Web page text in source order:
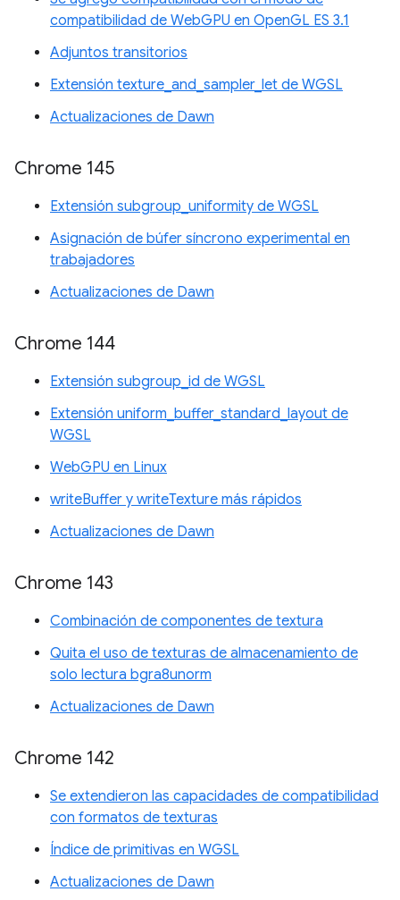
compatibilidad de WebGPU en OpenGL ES 3.1
Adjuntos transitorios
Extensión texture_and_sampler_let de WGSL
Actualizaciones de Dawn
Chrome 145
Extensión subgroup_uniformity de WGSL
Asignación de búfer síncrono experimental en
trabajadores
Actualizaciones de Dawn
Chrome 144
Extensión subgroup_id de WGSL
Extensión uniform_buffer_standard_layout de
WGSL
WebGPU en Linux
writeBuffer y writeTexture más rápidos
Actualizaciones de Dawn
Chrome 143
Combinación de componentes de textura
Quita el uso de texturas de almacenamiento de
solo lectura bgra8unorm
Actualizaciones de Dawn
Chrome 142
Se extendieron las capacidades de compatibilidad
con formatos de texturas
Índice de primitivas en WGSL
Actualizaciones de Dawn